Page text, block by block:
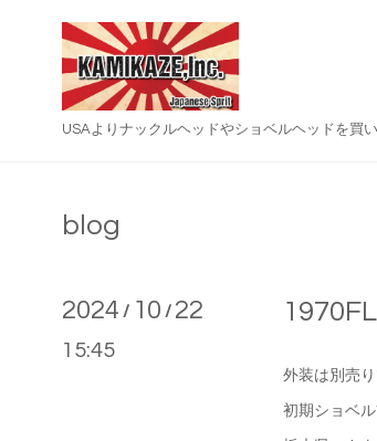
USAよりナックルヘッドやショベルヘッドを買
blog
2024 / 10 / 22
15:45
外装は別売
初期ショベ